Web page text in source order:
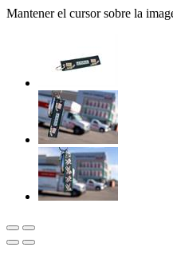
Mantener el cursor sobre la